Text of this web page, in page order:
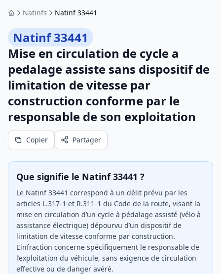
AccueilNatinfs Natinf 33441
Natinf 33441
Mise en circulation de cycle a
pedalage assiste sans dispositif de
limitation de vitesse par
construction conforme par le
responsable de son exploitation
Copier Partager
Que signifie le Natinf 33441 ?
Le Natinf 33441 correspond à un délit prévu par les
articles L.317-1 et R.311-1 du Code de la route, visant la
mise en circulation d’un cycle à pédalage assisté (vélo à
assistance électrique) dépourvu d’un dispositif de
limitation de vitesse conforme par construction.
L’infraction concerne spécifiquement le responsable de
l’exploitation du véhicule, sans exigence de circulation
effective ou de danger avéré.